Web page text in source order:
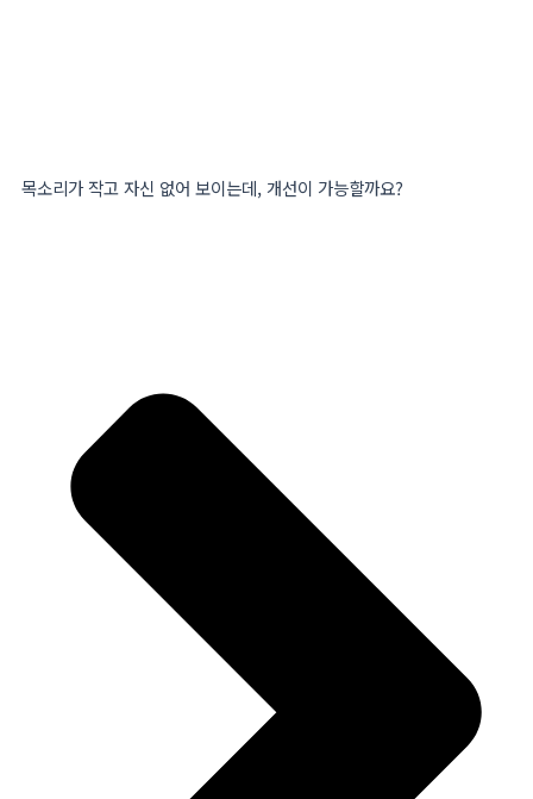
목소리가 작고 자신 없어 보이는데, 개선이 가능할까요?